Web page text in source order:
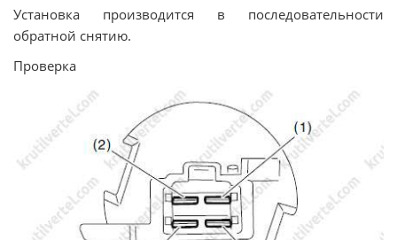
Установка производится в последовательности
обратной снятию.
Проверка